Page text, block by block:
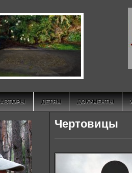
АВТОРЫ ДЕТЯМ ДОКУМЕНТЫ
Чертовицы